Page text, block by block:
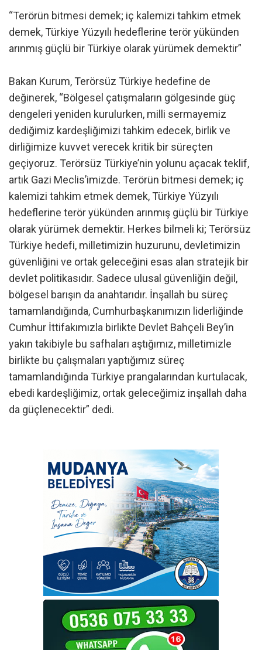
“Terörün bitmesi demek; iç kalemizi tahkim etmek
demek, Türkiye Yüzyılı hedeflerine terör yükünden
arınmış güçlü bir Türkiye olarak yürümek demektir”
Bakan Kurum, Terörsüz Türkiye hedefine de
değinerek, “Bölgesel çatışmaların gölgesinde güç
dengeleri yeniden kurulurken, milli sermayemiz
dediğimiz kardeşliğimizi tahkim edecek, birlik ve
dirliğimize kuvvet verecek kritik bir süreçten
geçiyoruz. Terörsüz Türkiye’nin yolunu açacak teklif,
artık Gazi Meclis’imizde. Terörün bitmesi demek; iç
kalemizi tahkim etmek demek, Türkiye Yüzyılı
hedeflerine terör yükünden arınmış güçlü bir Türkiye
olarak yürümek demektir. Herkes bilmeli ki; Terörsüz
Türkiye hedefi, milletimizin huzurunu, devletimizin
güvenliğini ve ortak geleceğini esas alan stratejik bir
devlet politikasıdır. Sadece ulusal güvenliğin değil,
bölgesel barışın da anahtarıdır. İnşallah bu süreç
tamamlandığında, Cumhurbaşkanımızın liderliğinde
Cumhur İttifakımızla birlikte Devlet Bahçeli Bey’in
yakın takibiyle bu safhaları aştığımız, milletimizle
birlikte bu çalışmaları yaptığımız süreç
tamamlandığında Türkiye prangalarından kurtulacak,
ebedi kardeşliğimiz, ortak geleceğimiz inşallah daha
da güçlenecektir” dedi.